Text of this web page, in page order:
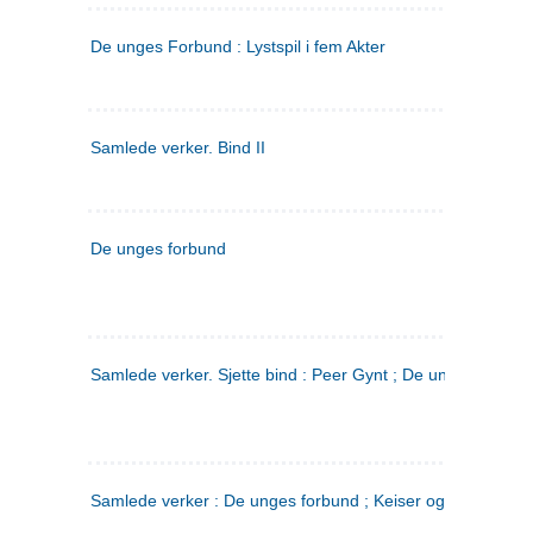
De unges Forbund : Lystspil i fem Akter
Samlede verker. Bind II
De unges forbund
Samlede verker. Sjette bind : Peer Gynt ; De unges
Samlede verker : De unges forbund ; Keiser og Galilæer. 3